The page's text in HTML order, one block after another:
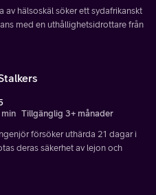
av hälsoskäl söker ett sydafrikanskt
med en uthållighetsidrottare från
Tillgänglig 3+ månader
försöker uthärda 21 dagar i
deras säkerhet av lejon och